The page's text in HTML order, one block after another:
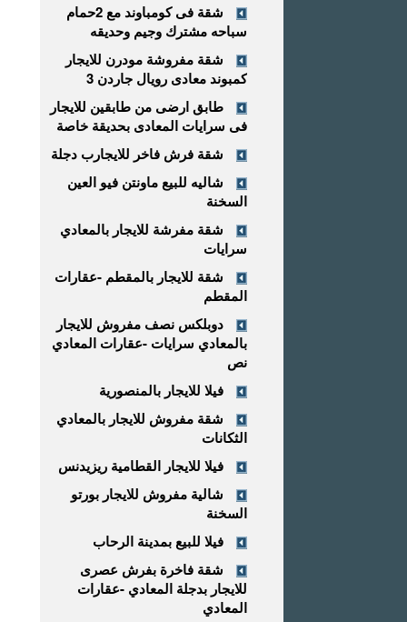
شقة فى كومباوند مع 2حمام
سباحه مشترك وجيم وحديقه
شقة مفروشة مودرن للايجار
كمبوند معادى رويال جاردن 3
طابق ارضى من طابقين للايجار
فى سرايات المعادى بحديقة خاصة
شقة فرش فاخر للايجارب دجلة
شاليه للبيع ماونتن فيو العين
السخنة
شقة مفرشة للايجار بالمعادي
سرايات
شقة للايجار بالمقطم -عقارات
المقطم
دوبلكس نصف مفروش للايجار
بالمعادي سرايات -عقارات المعادي
نص
فيلا للايجار بالمنصورية
شقة مفروش للايجار بالمعادي
الثكانات
فيلا للايجار القطامية ريزيدنس
شالية مفروش للايجار بورتو
السخنة
فيلا للبيع بمدينة الرحاب
شقة فاخرة بفرش عصرى
للايجار بدجلة المعادي -عقارات
المعادي